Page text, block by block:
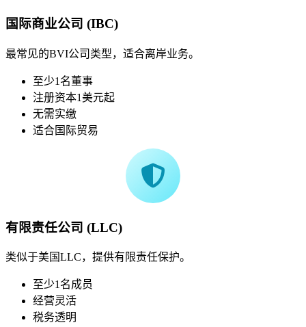
国际商业公司 (IBC)
最常见的BVI公司类型，适合离岸业务。
至少1名董事
注册资本1美元起
无需实缴
适合国际贸易
有限责任公司 (LLC)
类似于美国LLC，提供有限责任保护。
至少1名成员
经营灵活
税务透明